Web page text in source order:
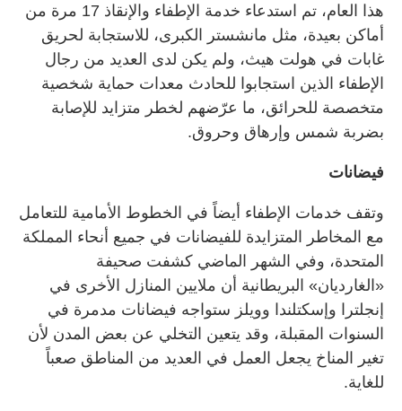
هذا العام، تم استدعاء خدمة الإطفاء والإنقاذ 17 مرة من
أماكن بعيدة، مثل مانشستر الكبرى، للاستجابة لحريق
غابات في هولت هيث، ولم يكن لدى العديد من رجال
الإطفاء الذين استجابوا للحادث معدات حماية شخصية
متخصصة للحرائق، ما عرّضهم لخطر متزايد للإصابة
بضربة شمس وإرهاق وحروق.
فيضانات
وتقف خدمات الإطفاء أيضاً في الخطوط الأمامية للتعامل
مع المخاطر المتزايدة للفيضانات في جميع أنحاء المملكة
المتحدة، وفي الشهر الماضي كشفت صحيفة
«الغارديان» البريطانية أن ملايين المنازل الأخرى في
إنجلترا وإسكتلندا وويلز ستواجه فيضانات مدمرة في
السنوات المقبلة، وقد يتعين التخلي عن بعض المدن لأن
تغير المناخ يجعل العمل في العديد من المناطق صعباً
للغاية.